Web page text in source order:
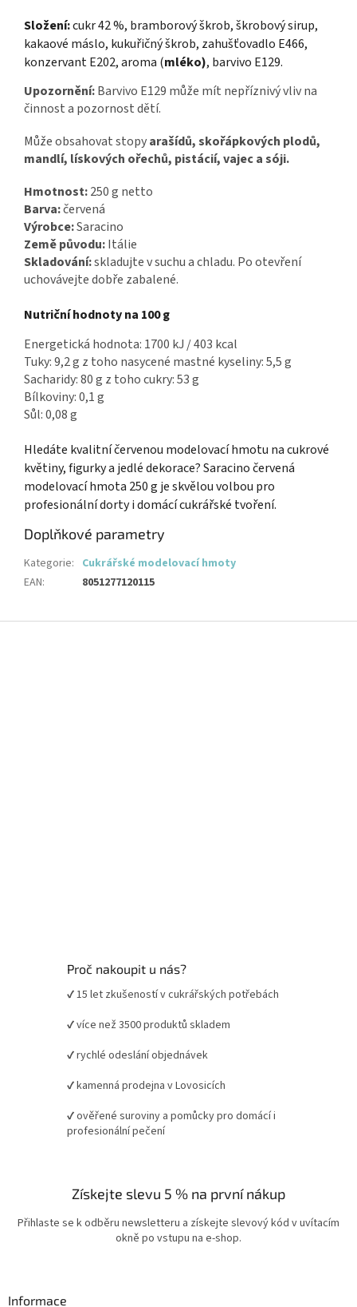
Složení:cukr 42 %, bramborový škrob, škrobový sirup,
kakaové máslo, kukuřičný škrob, zahušťovadlo E466,
konzervant E202, aroma (mléko), barvivo E129.
Upozornění:Barvivo E129 může mít nepříznivý vliv na
činnost a pozornost dětí.
Může obsahovat stopyarašídů, skořápkových plodů,
mandlí, lískových ořechů, pistácií, vajec a sóji.
Hmotnost:250 g netto
Barva:červená
Výrobce:Saracino
Země původu:Itálie
Skladování:skladujte v suchu a chladu. Po otevření
uchovávejte dobře zabalené.
Nutriční hodnoty na 100 g
Energetická hodnota: 1700 kJ / 403 kcal
Tuky: 9,2 g z toho nasycené mastné kyseliny: 5,5 g
Sacharidy: 80 g z toho cukry: 53 g
Bílkoviny: 0,1 g
Sůl: 0,08 g
Hledáte kvalitní červenou modelovací hmotu na cukrové
květiny, figurky a jedlé dekorace? Saracino červená
modelovací hmota 250 g je skvělou volbou pro
profesionální dorty i domácí cukrářské tvoření.
Doplňkové parametry
Kategorie: Cukrářské modelovací hmoty
EAN: 8051277120115
Proč nakoupit u nás?
✔ 15 let zkušeností v cukrářských potřebách
✔ více než 3500 produktů skladem
✔ rychlé odeslání objednávek
✔ kamenná prodejna v Lovosicích
✔ ověřené suroviny a pomůcky pro domácí i
profesionální pečení
Získejte slevu 5 % na první nákup
Přihlaste se k odběru newsletteru a získejte slevový kód v uvítacím
okně po vstupu na e-shop.
Informace